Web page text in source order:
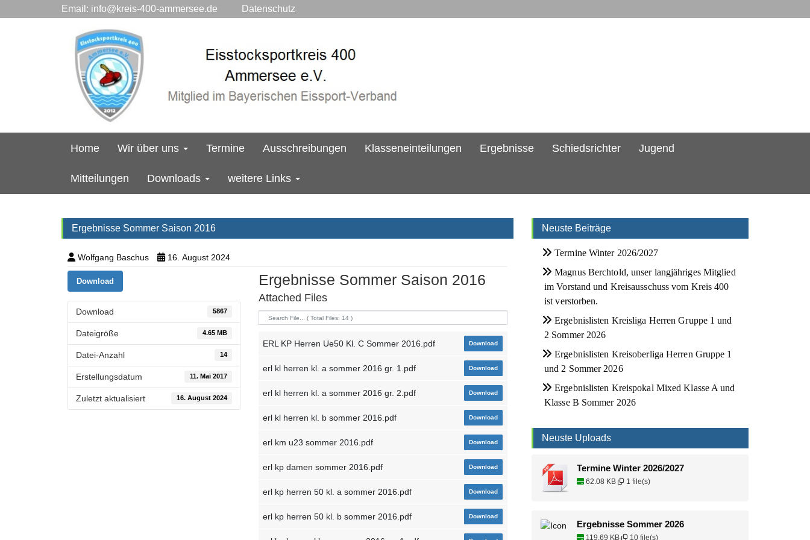
Email: info@kreis-400-ammersee.de Datenschutz
Home Wir über uns Termine Ausschreibungen Klasseneinteilungen Ergebnisse Schiedsrichter Jugend
Mitteilungen Downloads weitere Links
Ergebnisse Sommer Saison 2016
Wolfgang Baschus 16. August 2024
Download
Download 5867
Dateigröße 4.65 MB
Datei-Anzahl 14
Erstellungsdatum 11. Mai 2017
Zuletzt aktualisiert 16. August 2024
Ergebnisse Sommer Saison 2016
Attached Files
ERL KP Herren Ue50 Kl. C Sommer 2016.pdf Download
erl kl herren kl. a sommer 2016 gr. 1.pdf Download
erl kl herren kl. a sommer 2016 gr. 2.pdf Download
erl kl herren kl. b sommer 2016.pdf Download
erl km u23 sommer 2016.pdf Download
erl kp damen sommer 2016.pdf Download
erl kp herren 50 kl. a sommer 2016.pdf Download
erl kp herren 50 kl. b sommer 2016.pdf Download
Neuste Beiträge
Termine Winter 2026/2027
Magnus Berchtold, unser langjähriges Mitglied
im Vorstand und Kreisausschuss vom Kreis 400
ist verstorben.
Ergebnislisten Kreisliga Herren Gruppe 1 und
2 Sommer 2026
Ergebnislisten Kreisoberliga Herren Gruppe 1
und 2 Sommer 2026
Ergebnislisten Kreispokal Mixed Klasse A und
Klasse B Sommer 2026
Neuste Uploads
Termine Winter 2026/2027
62.08 KB 1 file(s)
Ergebnisse Sommer 2026
119.69 KB 10 file(s)